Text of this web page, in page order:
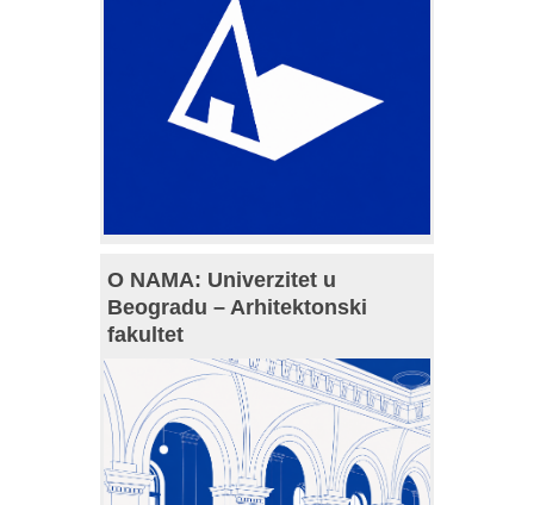
O NAMA: Univerzitet u
Beogradu – Arhitektonski
fakultet